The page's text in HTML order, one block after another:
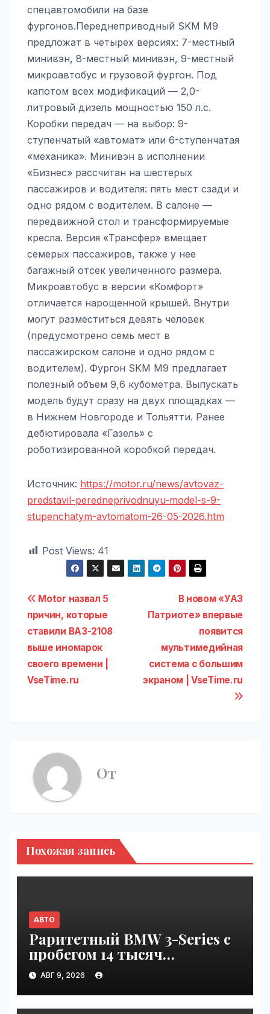
спецавтомобили на базе
фургонов.Переднеприводный SKM M9
предложат в четырех версиях: 7-местный
минивэн, 8-местный минивэн, 9-местный
микроавтобус и грузовой фургон. Под
капотом всех модификаций — 2,0-
литровый дизель мощностью 150 л.с.
Коробки передач — на выбор: 9-
ступенчатый «автомат» или 6-ступенчатая
«механика». Минивэн в исполнении
«Бизнес» рассчитан на шестерых
пассажиров и водителя: пять мест сзади и
одно рядом с водителем. В салоне —
передвижной стол и трансформируемые
кресла. Версия «Трансфер» вмещает
семерых пассажиров, также у нее
багажный отсек увеличенного размера.
Микроавтобус в версии «Комфорт»
отличается нарощенной крышей. Внутри
могут разместиться девять человек
(предусмотрено семь мест в
пассажирском салоне и одно рядом с
водителем). Фургон SKM M9 предлагает
полезный объем 9,6 кубометра. Выпускать
модель будут сразу на двух площадках —
в Нижнем Новгороде и Тольятти. Ранее
дебютировала «Газель» с
роботизированной коробкой передач.
Источник: https://motor.ru/news/avtovaz-
predstavil-peredneprivodnuyu-model-s-9-
stupenchatym-avtomatom-26-05-2026.htm
Post Views: 41
Навигация
по
записям
В новом «УАЗ
Патриоте» впервые
появится
мультимедийная
система с большим
экраном | VseTime.ru
Motor назвал 5
причин, которые
ставили ВАЗ-2108
выше иномарок
своего времени |
VseTime.ru
От
Похожая запись
АВТО
Раритетный BMW 3-Series с
пробегом 14 тысяч
километров и креслами
Recaro выставили на
аукцион в США | VseTime.ru
АВГ 9, 2026